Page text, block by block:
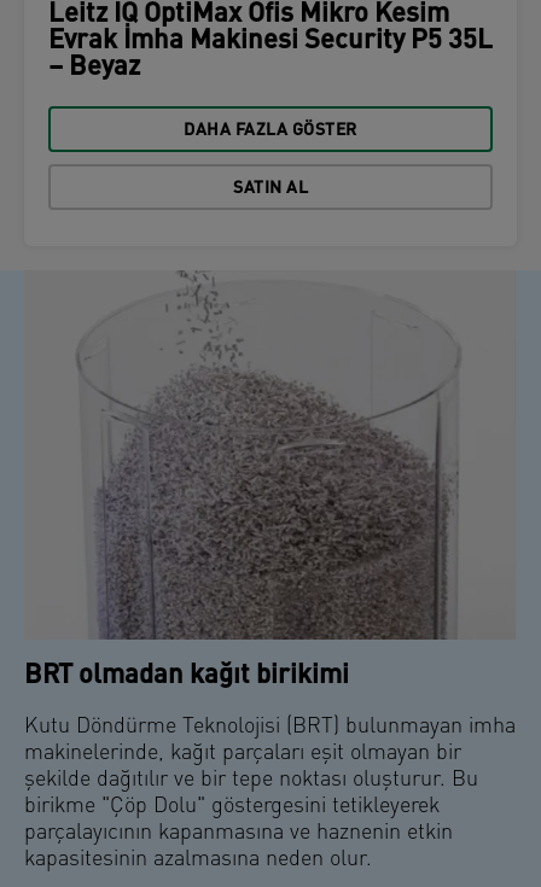
Leitz IQ OptiMax Ofis Mikro Kesim
Evrak İmha Makinesi Security P5 35L
– Beyaz
DAHA FAZLA GÖSTER
SATIN AL
BRT olmadan kağıt birikimi
Kutu Döndürme Teknolojisi (BRT) bulunmayan imha
makinelerinde, kağıt parçaları eşit olmayan bir
şekilde dağıtılır ve bir tepe noktası oluşturur. Bu
birikme "Çöp Dolu" göstergesini tetikleyerek
parçalayıcının kapanmasına ve haznenin etkin
kapasitesinin azalmasına neden olur.